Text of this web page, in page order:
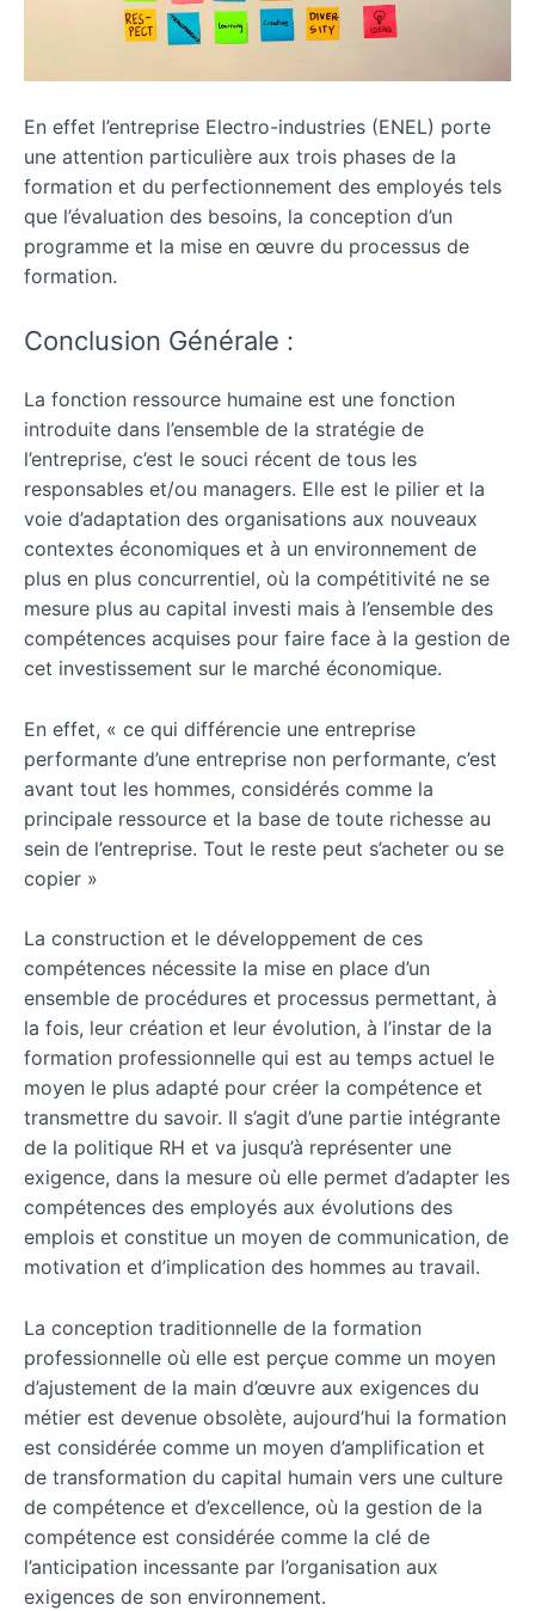
En effet l’entreprise Electro-industries (ENEL) porte
une attention particulière aux trois phases de la
formation et du perfectionnement des employés tels
que l’évaluation des besoins, la conception d’un
programme et la mise en œuvre du processus de
formation.
Conclusion Générale :
La fonction ressource humaine est une fonction
introduite dans l’ensemble de la stratégie de
l’entreprise, c’est le souci récent de tous les
responsables et/ou managers. Elle est le pilier et la
voie d’adaptation des organisations aux nouveaux
contextes économiques et à un environnement de
plus en plus concurrentiel, où la compétitivité ne se
mesure plus au capital investi mais à l’ensemble des
compétences acquises pour faire face à la gestion de
cet investissement sur le marché économique.
En effet, « ce qui différencie une entreprise
performante d’une entreprise non performante, c’est
avant tout les hommes, considérés comme la
principale ressource et la base de toute richesse au
sein de l’entreprise. Tout le reste peut s’acheter ou se
copier »
La construction et le développement de ces
compétences nécessite la mise en place d’un
ensemble de procédures et processus permettant, à
la fois, leur création et leur évolution, à l’instar de la
formation professionnelle qui est au temps actuel le
moyen le plus adapté pour créer la compétence et
transmettre du savoir. Il s’agit d’une partie intégrante
de la politique RH et va jusqu’à représenter une
exigence, dans la mesure où elle permet d’adapter les
compétences des employés aux évolutions des
emplois et constitue un moyen de communication, de
motivation et d’implication des hommes au travail.
La conception traditionnelle de la formation
professionnelle où elle est perçue comme un moyen
d’ajustement de la main d’œuvre aux exigences du
métier est devenue obsolète, aujourd’hui la formation
est considérée comme un moyen d’amplification et
de transformation du capital humain vers une culture
de compétence et d’excellence, où la gestion de la
compétence est considérée comme la clé de
l’anticipation incessante par l’organisation aux
exigences de son environnement.